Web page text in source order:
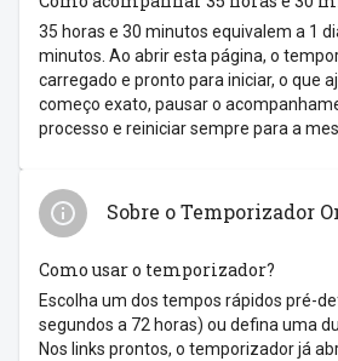
35 horas e 30 minutos equivalem a 1
minutos. Ao abrir esta página, o
carregado e pronto para iniciar, o que
começo exato, pausar o
processo e reiniciar sempre para a
Sobre o Temporizador
Como usar o temporizador?
Escolha um dos tempos rápidos pré-
segundos a 72 horas) ou defina uma
Nos links prontos, o temporizador já